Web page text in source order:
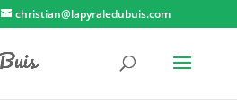
christian@lapyraledubuis.com